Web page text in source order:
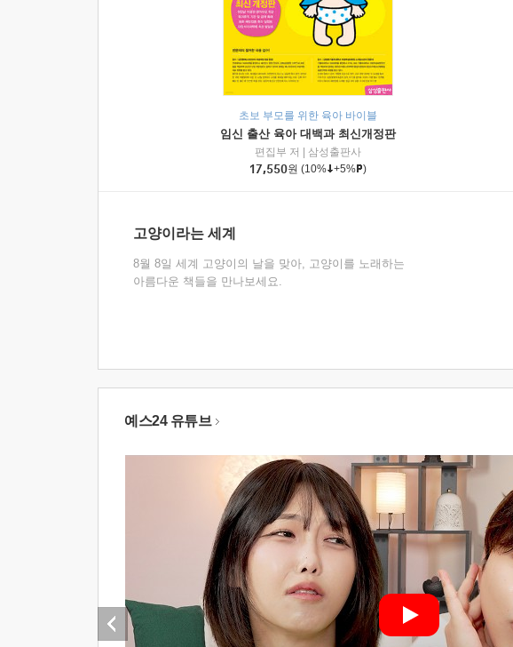
초보 부모를 위한 육아 바이블
임신 출산 육아 대백과 최신개정판
편집부 저
삼성출판사
17,550원 (10% +5% )
고양이라는 세계
8월 8일 세계 고양이의 날을 맞아, 고양이를 노래하는
아름다운 책들을 만나보세요.
예스24 유튜브